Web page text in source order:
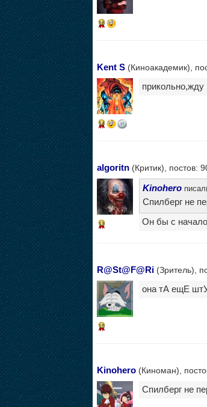
16
Kent S(Киноакадемик),
14
прикольно,жду
algoritn(Критик), постов:
13
Kinohero
Спилберг не
Он бы с
R@St@F@Ri(Зритель),
15
она тА ещЕ
Kinohero(Киноман),
Спилберг не